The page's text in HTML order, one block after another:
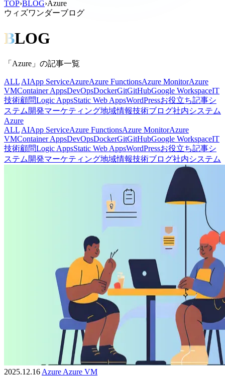
TOP›BLOG›Azure
ウィズワンダーブログ
BLOG
「Azure」の記事一覧
ALL AIApp ServiceAzureAzure FunctionsAzure MonitorAzure
VMContainer AppsDevOpsDockerGitGitHubGoogle WorkspaceIT
技術顧問Logic AppsStatic Web AppsWordPressお役立ち記事シ
ステム開発マーケティング地域情報技術ブログ社内システム
Azure
ALL AIApp ServiceAzure FunctionsAzure MonitorAzure
VMContainer AppsDevOpsDockerGitGitHubGoogle WorkspaceIT
技術顧問Logic AppsStatic Web AppsWordPressお役立ち記事シ
ステム開発マーケティング地域情報技術ブログ社内システム
2025.12.16 Azure Azure VM